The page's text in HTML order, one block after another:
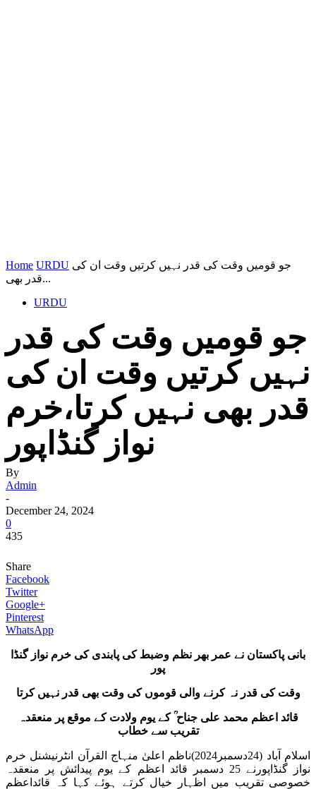
Home URDU جو قومیں وقت کی قدر نہیں کرتیں وقت ان کی
قدر بھی...
URDU
جو قومیں وقت کی قدر
نہیں کرتیں وقت ان کی
قدر بھی نہیں کرتا،خرم
نواز گنڈاپور
By
Admin
-
December 24, 2024
0
435
Share
Facebook
Twitter
Google+
Pinterest
WhatsApp
بانی پاکستان نے عمر بھر نظم وضبط کی پابندی کی خرم نواز گنڈا
پور
وقت کی قدر نہ کرنے والی قوموں کی وقت بھی قدر نہیں کرتا
قائد اعظم محمد علی جناح ؒ کے یوم ولادت کے موقع پر منعقدہ
تقریب سے خطاب
اسلام آباد (24دسمبر2024)ناظم اعلیٰ منہاج القرآن انٹرنیشنل خرم
نواز گنڈاپورنے 25 دسمبر قائد اعظم کے یوم پیدائش پر منعقدہ
خصوصی تقریب میں اظہار خیال کرتے ہوئے کہا کہ قائداعظم